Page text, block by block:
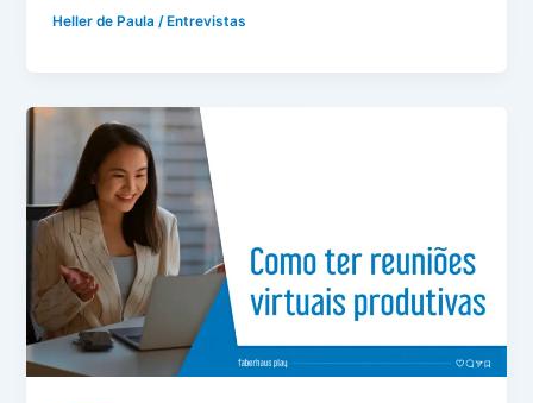
Heller de Paula/ Entrevistas